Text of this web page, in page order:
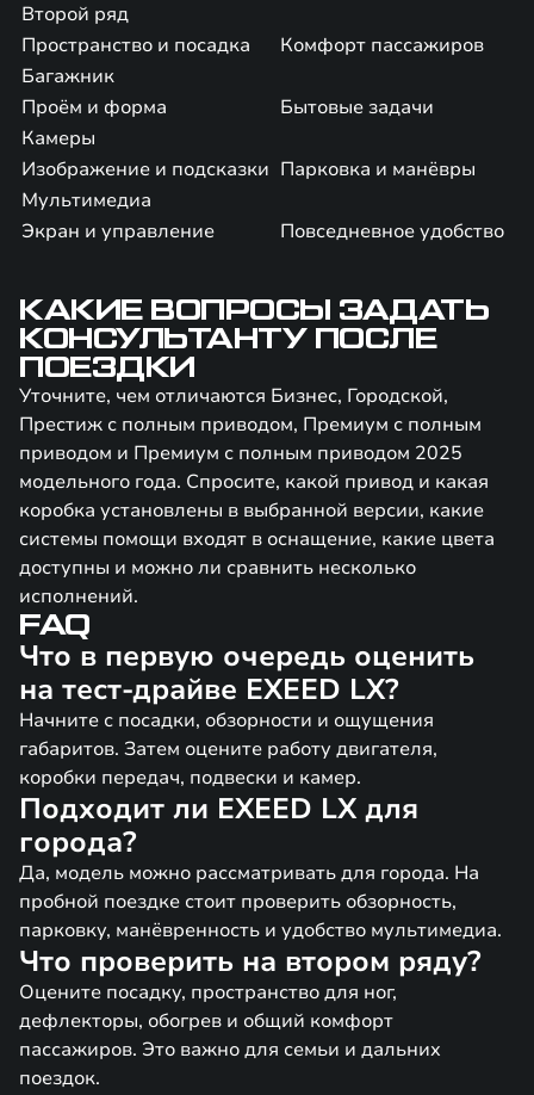
Второй ряд
Пространство и посадка
Комфорт пассажиров
Багажник
Проём и форма
Бытовые задачи
Камеры
Изображение и подсказки Парковка и манёвры
Мультимедиа
Экран и управление
Повседневное удобство
КАКИЕ ВОПРОСЫ ЗАДАТЬ
КОНСУЛЬТАНТУ ПОСЛЕ
ПОЕЗДКИ
Уточните, чем отличаются Бизнес, Городской,
Престиж с полным приводом, Премиум с полным
приводом и Премиум с полным приводом 2025
модельного года. Спросите, какой привод и какая
коробка установлены в выбранной версии, какие
системы помощи входят в оснащение, какие цвета
доступны и можно ли сравнить несколько
исполнений.
FAQ
Что в первую очередь оценить
на тест-драйве EXEED LX?
Начните с посадки, обзорности и ощущения
габаритов. Затем оцените работу двигателя,
коробки передач, подвески и камер.
Подходит ли EXEED LX для
города?
Да, модель можно рассматривать для города. На
пробной поездке стоит проверить обзорность,
парковку, манёвренность и удобство мультимедиа.
Что проверить на втором ряду?
Оцените посадку, пространство для ног,
дефлекторы, обогрев и общий комфорт
пассажиров. Это важно для семьи и дальних
поездок.